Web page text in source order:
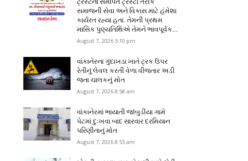
સમાજની સેવા અને વિકાસ માટે હંમેશા
કાર્યરત રહ્યા હતા. તેમની પ્રથમ
માસિક પુણ્યતિથિએ તેમને ભાવપૂર્વક...
August 7, 2026 5:10 pm
વાંકાનેરના ગુંદાખડા ખાતે ટ્રક ઉપર
રેતીનું લેવલ કરતી વેળા વીજતાર અડી
જતા ચાલકનું મોત
August 7, 2026 8:58 am
વાંકાનેરમાં ભાયાતી જાંબુડીયા ગામે
પેટમાં દુઃખવા બાદ સારવાર દરમિયાન
પરિણીતાનું મોત
August 7, 2026 8:55 am